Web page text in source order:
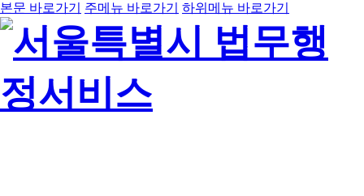
본문 바로가기 주메뉴 바로가기 하위메뉴 바로가기